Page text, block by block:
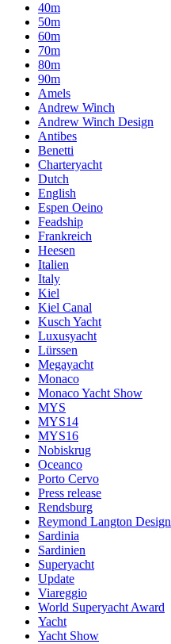
40m
50m
60m
70m
80m
90m
Amels
Andrew Winch
Andrew Winch Design
Antibes
Benetti
Charteryacht
Dutch
English
Espen Oeino
Feadship
Frankreich
Heesen
Italien
Italy
Kiel
Kiel Canal
Kusch Yacht
Luxusyacht
Lürssen
Megayacht
Monaco
Monaco Yacht Show
MYS
MYS14
MYS16
Nobiskrug
Oceanco
Porto Cervo
Press release
Rendsburg
Reymond Langton Design
Sardinia
Sardinien
Superyacht
Update
Viareggio
World Superyacht Award
Yacht
Yacht Show